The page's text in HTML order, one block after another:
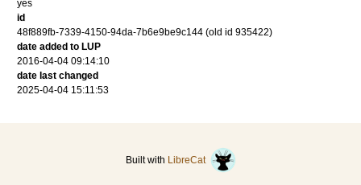
yes
id
48f889fb-7339-4150-94da-7b6e9be9c144 (old id 935422)
date added to LUP
2016-04-04 09:14:10
date last changed
2025-04-04 15:11:53
Built with LibreCat